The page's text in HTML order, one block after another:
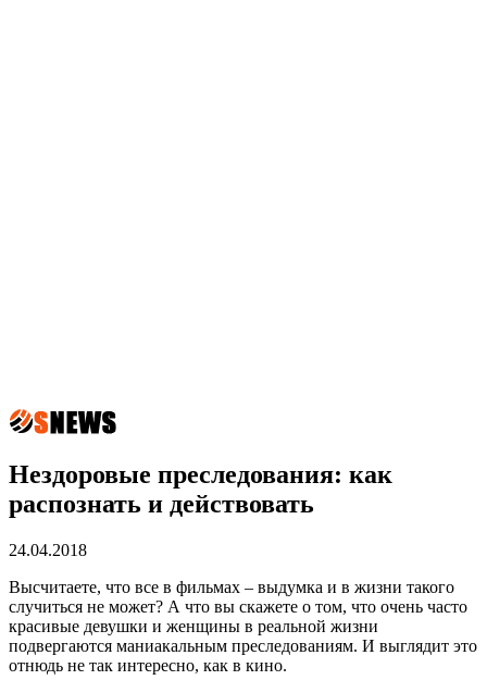
Нездоровые преследования: как
распознать и действовать
24.04.2018
Высчитаете, что все в фильмах – выдумка и в жизни такого
случиться не может? А что вы скажете о том, что очень часто
красивые девушки и женщины в реальной жизни
подвергаются маниакальным преследованиям. И выглядит это
отнюдь не так интересно, как в кино.